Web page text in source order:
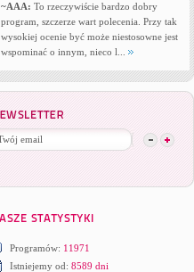
~AAA: To rzeczywiście bardzo dobry
program, szczerze wart polecenia. Przy tak
wysokiej ocenie być może niestosowne jest
wspominać o innym, nieco l...
Programów: 11971
Istniejemy od: 8589 dni